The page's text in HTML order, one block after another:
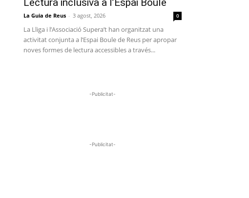
Lectura inclusiva a l’Espai Boule
La Guia de Reus - 3 agost, 2026 0
La Lliga i l’Associació Supera’t han organitzat una
activitat conjunta a l’Espai Boule de Reus per apropar
noves formes de lectura accessibles a través...
-Publicitat-
-Publicitat-